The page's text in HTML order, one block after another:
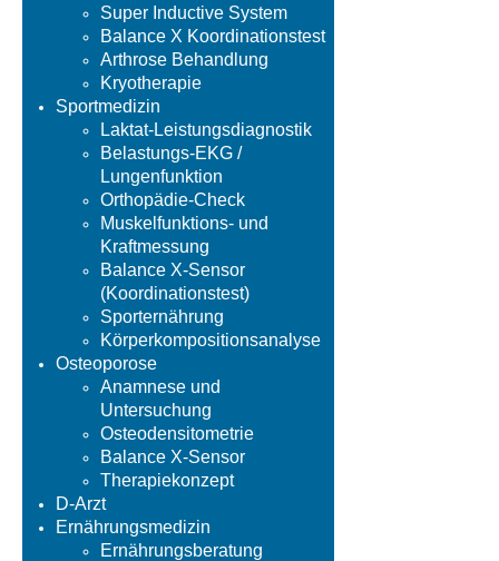
Super Inductive System
Balance X Koordinationstest
Arthrose Behandlung
Kryotherapie
Sportmedizin
Laktat-Leistungsdiagnostik
Belastungs-EKG /
Lungenfunktion
Orthopädie-Check
Muskelfunktions- und
Kraftmessung
Balance X-Sensor
(Koordinationstest)
Sporternährung
Körperkompositionsanalyse
Osteoporose
Anamnese und
Untersuchung
Osteodensitometrie
Balance X-Sensor
Therapiekonzept
D-Arzt
Ernährungsmedizin
Ernährungsberatung